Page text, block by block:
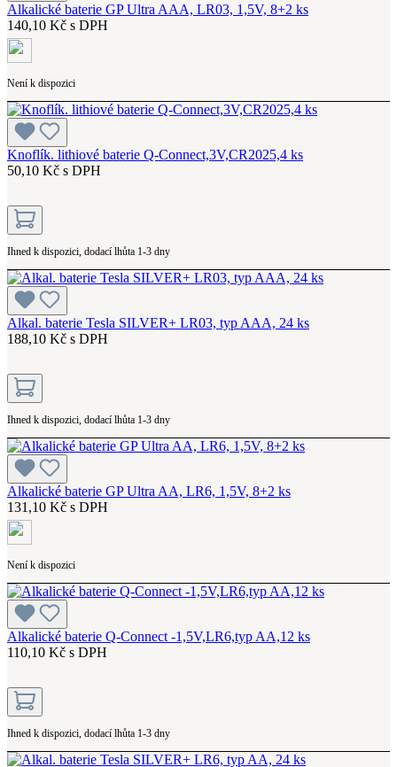
Alkalické baterie GP Ultra AAA, LR03, 1,5V, 8+2 ks
140,10 Kč s DPH
Není k dispozici
Knoflík. lithiové baterie Q-Connect,3V,CR2025,4 ks
50,10 Kč s DPH
Ihned k dispozici, dodací lhůta 1-3 dny
Alkal. baterie Tesla SILVER+ LR03, typ AAA, 24 ks
188,10 Kč s DPH
Ihned k dispozici, dodací lhůta 1-3 dny
Alkalické baterie GP Ultra AA, LR6, 1,5V, 8+2 ks
131,10 Kč s DPH
Není k dispozici
Alkalické baterie Q-Connect -1,5V,LR6,typ AA,12 ks
110,10 Kč s DPH
Ihned k dispozici, dodací lhůta 1-3 dny